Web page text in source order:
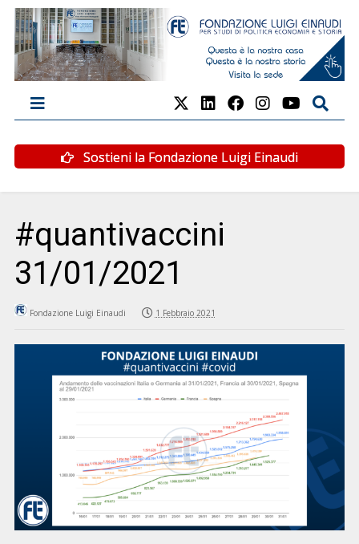
Sostieni la Fondazione Luigi Einaudi
#quantivaccini
31/01/2021
Fondazione Luigi Einaudi 1 Febbraio 2021